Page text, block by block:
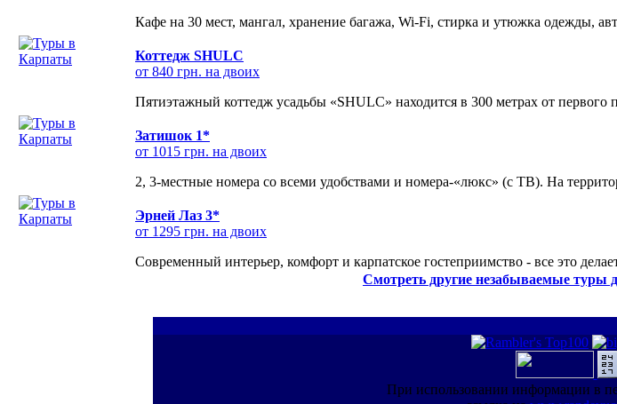
Кафе на 30 мест, мангал, хранение багажа, Wi-Fi, стирка и утюжка одежды,
Коттедж SHULC
от 840 грн. на двоих
Пятиэтажный коттедж усадьбы «SHULC» находится в 300 метрах от
Затишок 1*
от 1015 грн. на двоих
2, 3-местные номера со всеми удобствами и номера-«люкс» (с ТВ). На
Эрней Лаз 3*
от 1295 грн. на двоих
Современный интерьер, комфорт и карпатское гостеприимство - все это
Смотреть другие незабываемые туры
При использовании информации в